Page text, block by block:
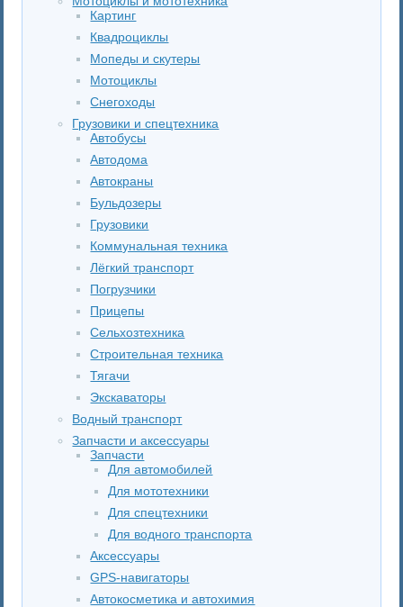
Картинг
Квадроциклы
Мопеды и скутеры
Мотоциклы
Снегоходы
Грузовики и спецтехника
Автобусы
Автодома
Автокраны
Бульдозеры
Грузовики
Коммунальная техника
Лёгкий транспорт
Погрузчики
Прицепы
Сельхозтехника
Строительная техника
Тягачи
Экскаваторы
Водный транспорт
Запчасти и аксессуары
Запчасти
Для автомобилей
Для мототехники
Для спецтехники
Для водного транспорта
Аксессуары
GPS-навигаторы
Автокосметика и автохимия